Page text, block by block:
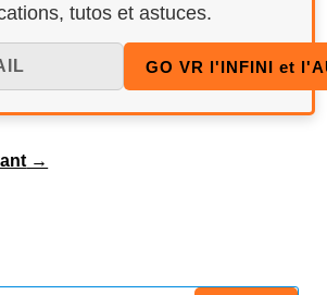
tutos et astuces.
→